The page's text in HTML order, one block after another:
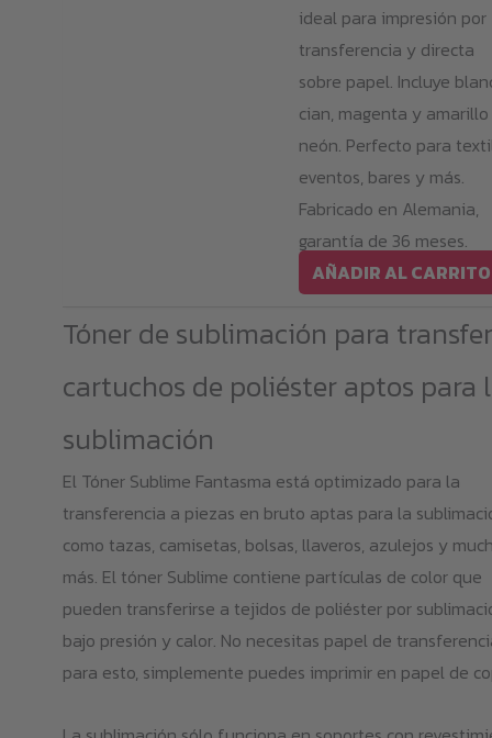
ideal para impresión por
transferencia y directa
sobre papel. Incluye
cian, magenta y amarillo
neón. Perfecto para
eventos, bares y más.
Fabricado en Alemania,
garantía de 36 meses.
AÑADIR AL CARRITO
Tóner de sublimación para
cartuchos de poliéster aptos para
sublimación
El Tóner Sublime Fantasma está optimizado para la
transferencia a piezas en bruto aptas para la
como tazas, camisetas, bolsas, llaveros, azulejos y
más. El tóner Sublime contiene partículas de color que
pueden transferirse a tejidos de poliéster por
bajo presión y calor. No necesitas papel de
para esto, simplemente puedes imprimir en papel de